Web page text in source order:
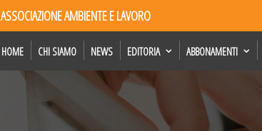
ASSOCIAZIONE AMBIENTE E LAVORO
HOME CHI SIAMO NEWS EDITORIA ABBONAMENTI